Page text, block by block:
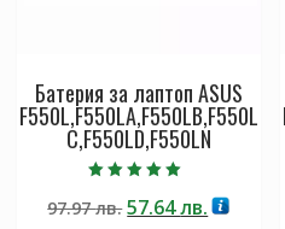
Батерия за лаптоп ASUS
F550L,F550LA,F550LB,F550L
C,F550LD,F550LN
5.00
от 5
97.97лв.Original
57.64лв.